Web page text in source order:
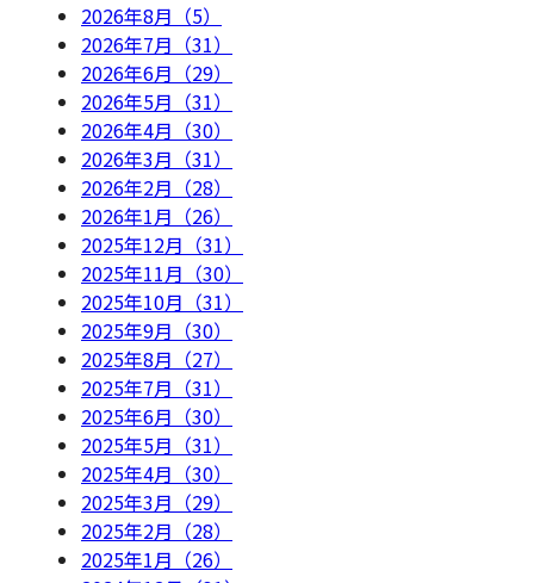
2026年8月（5）
2026年7月（31）
2026年6月（29）
2026年5月（31）
2026年4月（30）
2026年3月（31）
2026年2月（28）
2026年1月（26）
2025年12月（31）
2025年11月（30）
2025年10月（31）
2025年9月（30）
2025年8月（27）
2025年7月（31）
2025年6月（30）
2025年5月（31）
2025年4月（30）
2025年3月（29）
2025年2月（28）
2025年1月（26）